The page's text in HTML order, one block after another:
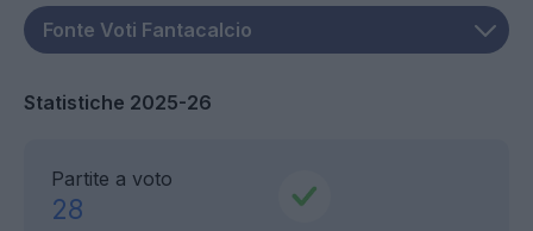
Statistiche 2025-26
Partite a voto
28